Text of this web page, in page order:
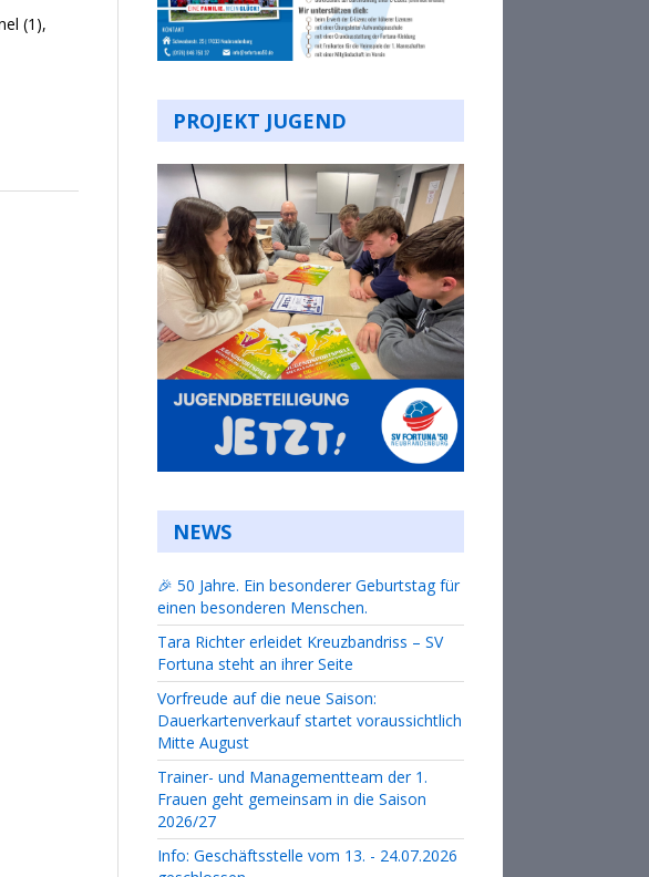
(1),
PROJEKT JUGEND
NEWS
🎉 50 Jahre. Ein besonderer Geburtstag für
einen besonderen Menschen.
Tara Richter erleidet Kreuzbandriss – SV
Fortuna steht an ihrer Seite
Vorfreude auf die neue Saison:
Dauerkartenverkauf startet voraussichtlich
Mitte August
Trainer- und Managementteam der 1.
Frauen geht gemeinsam in die Saison
2026/27
Info: Geschäftsstelle vom 13. - 24.07.2026